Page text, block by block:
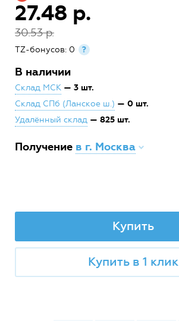
27.48 р.
30.53 р.
TZ-бонусов: 0 ?
В наличии
Склад МСК — 3 шт.
Склад СПб (Ланское ш.) — 0 шт.
Удалённый склад — 825 шт.
Получение в г. Москва
Купить
Купить в 1 клик